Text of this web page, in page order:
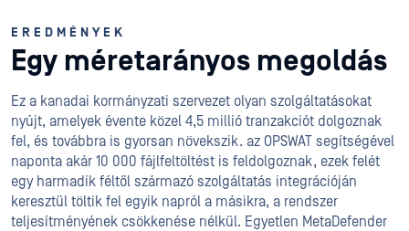
EREDMÉNYEK
Egy méretarányos megoldás
Ez a kanadai kormányzati szervezet olyan szolgáltatásokat
nyújt, amelyek évente közel 4,5 millió tranzakciót dolgoznak
fel, és továbbra is gyorsan növekszik. az OPSWAT segítségével
naponta akár 10 000 fájlfeltöltést is feldolgoznak, ezek felét
egy harmadik féltől származó szolgáltatás integrációján
keresztül töltik fel egyik napról a másikra, a rendszer
teljesítményének csökkenése nélkül. Egyetlen MetaDefender